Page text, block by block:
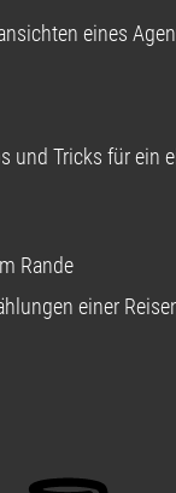
eines
und Tricks für ein
Rande
einer